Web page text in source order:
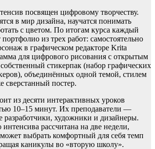
посвящен цифровому творчеству.
в мир дизайна, научатся понимать
с цветом. По итогам курса каждый
портфолио из трех работ: самостоятельно
в графическом редакторе Krita
для цифрового рисования с открытым
стикерпак (набор графических
объединённых одной темой, стилем
сверстанный постер.
из десяти интерактивных уроков
10–15 минут. Их преподаватели —
разработчики, художники и дизайнеры.
рассчитана на две недели,
выбрать комфортный для себя темп
каникулы во «вторую школу».